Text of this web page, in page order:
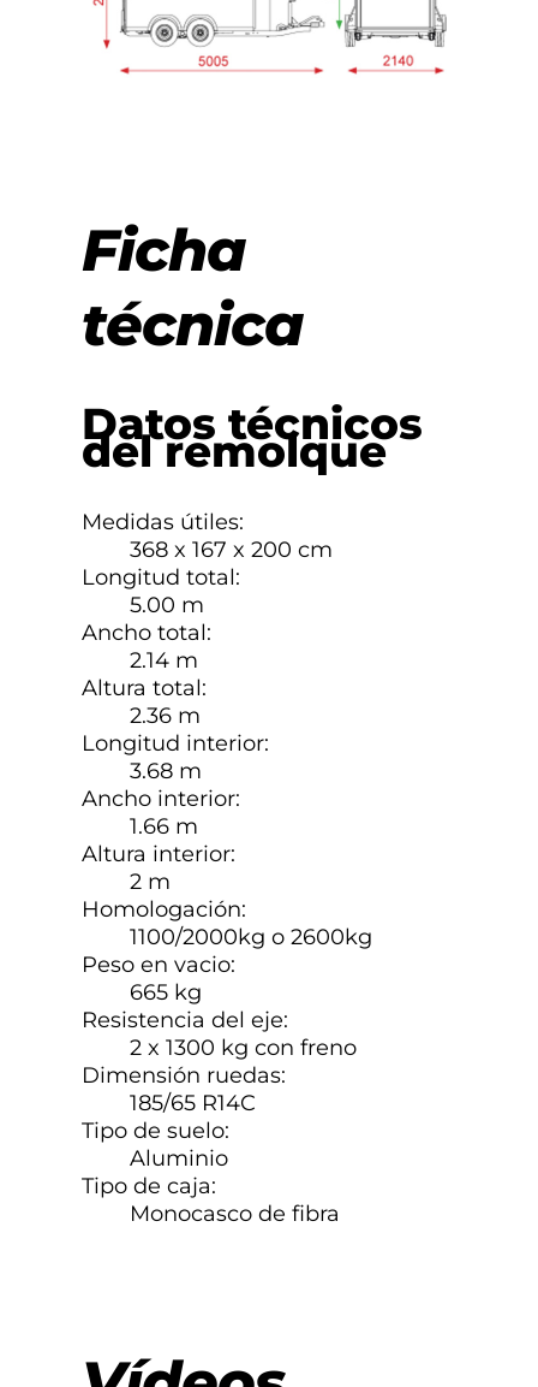
Ficha
técnica
Datos técnicos
del remolque
Medidas útiles:
368 x 167 x 200 cm
Longitud total:
5.00 m
Ancho total:
2.14 m
Altura total:
2.36 m
Longitud interior:
3.68 m
Ancho interior:
1.66 m
Altura interior:
2 m
Homologación:
1100/2000kg o 2600kg
Peso en vacio:
665 kg
Resistencia del eje:
2 x 1300 kg con freno
Dimensión ruedas:
185/65 R14C
Tipo de suelo:
Aluminio
Tipo de caja:
Monocasco de fibra